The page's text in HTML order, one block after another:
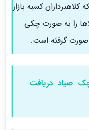
کسبه بازار
را به صورت چکی
صورت گرفته است.
صیاد دریافت